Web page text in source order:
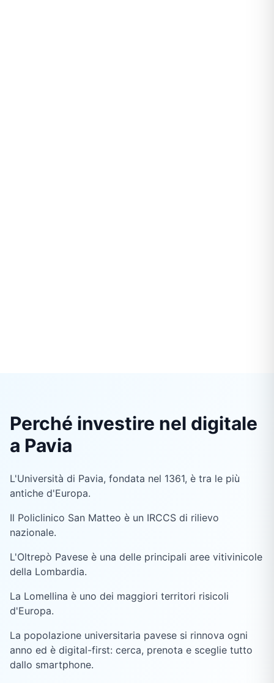
Perché investire nel digitale
a Pavia
L'Università di Pavia, fondata nel 1361, è tra le più
antiche d'Europa.
Il Policlinico San Matteo è un IRCCS di rilievo
nazionale.
L'Oltrepò Pavese è una delle principali aree vitivinicole
della Lombardia.
La Lomellina è uno dei maggiori territori risicoli
d'Europa.
La popolazione universitaria pavese si rinnova ogni
anno ed è digital-first: cerca, prenota e sceglie tutto
dallo smartphone.